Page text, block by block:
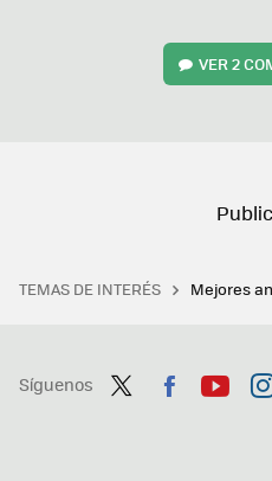
VER2
TEMAS DE INTERÉS Mejores
Síguenos